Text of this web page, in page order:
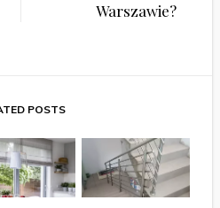
Warszawie?
POSTS